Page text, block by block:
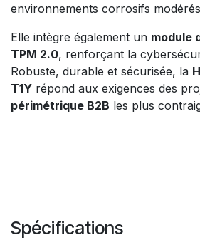
environnements corrosifs
Elle intègre également un module
TPM 2.0, renforçant la
Robuste, durable et sécurisée, la
T1Y répond aux exigences des
périmétrique B2B les plus
Spécifications